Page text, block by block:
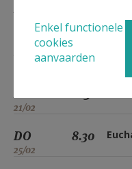
14/02
18/02
8.30
21/02
DO
25/02
8.30
Enkel functionele
cookies
aanvaarden